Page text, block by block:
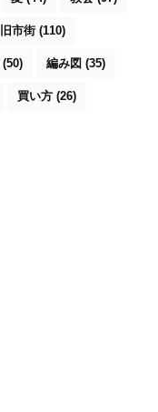
旧市街 (110)
(50) 編み図 (35)
買い方 (26)